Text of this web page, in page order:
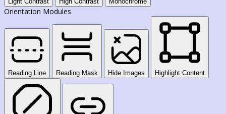
Orientation Modules
Reading Line Reading Mask Hide Images Highlight Content